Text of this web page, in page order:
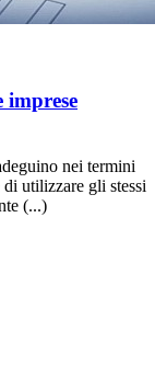
imprese
nei termini
utilizzare gli stessi
(...)